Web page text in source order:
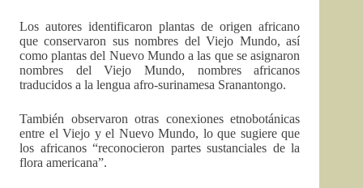
Los autores identificaron plantas de origen africano
que conservaron sus nombres del Viejo Mundo, así
como plantas del Nuevo Mundo a las que se asignaron
nombres del Viejo Mundo, nombres africanos
traducidos a la lengua afro-surinamesa Sranantongo.
También observaron otras conexiones etnobotánicas
entre el Viejo y el Nuevo Mundo, lo que sugiere que
los africanos “reconocieron partes sustanciales de la
flora americana”.